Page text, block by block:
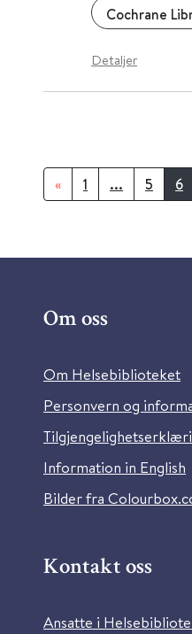
Cochrane
Detaljer
« 1 ... 5 6
Om oss
Om Helsebiblioteket
Personvern og
Information in English
Bilder fra
Kontakt oss
Ansatte i